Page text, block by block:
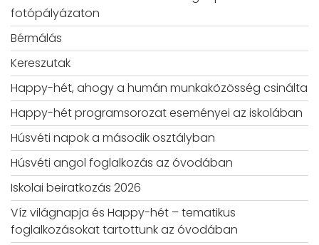
fotópályázaton
Bérmálás
Kereszutak
Happy-hét, ahogy a humán munkaközösség csinálta
Happy-hét programsorozat eseményei az iskolában
Húsvéti napok a második osztályban
Húsvéti angol foglalkozás az óvodában
Iskolai beiratkozás 2026
Víz világnapja és Happy-hét – tematikus
foglalkozásokat tartottunk az óvodában